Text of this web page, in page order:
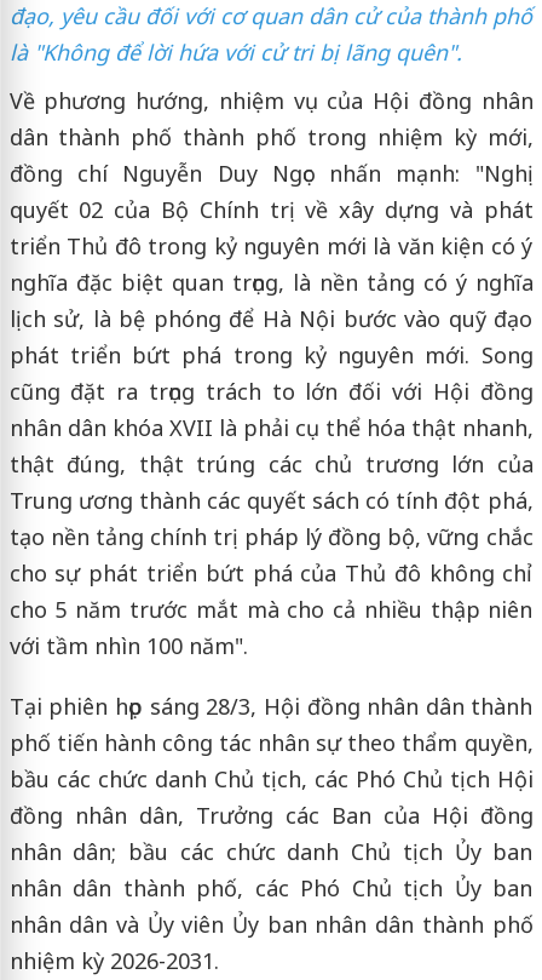
đạo, yêu cầu đối với cơ quan dân cử của thành phố
là "Không để lời hứa với cử tri bị lãng quên".
Về phương hướng, nhiệm vụ của Hội đồng nhân
dân thành phố thành phố trong nhiệm kỳ mới,
đồng chí Nguyễn Duy Ngọc nhấn mạnh: "Nghị
quyết 02 của Bộ Chính trị về xây dựng và phát
triển Thủ đô trong kỷ nguyên mới là văn kiện có ý
nghĩa đặc biệt quan trọng, là nền tảng có ý nghĩa
lịch sử, là bệ phóng để Hà Nội bước vào quỹ đạo
phát triển bứt phá trong kỷ nguyên mới. Song
cũng đặt ra trọng trách to lớn đối với Hội đồng
nhân dân khóa XVII là phải cụ thể hóa thật nhanh,
thật đúng, thật trúng các chủ trương lớn của
Trung ương thành các quyết sách có tính đột phá,
tạo nền tảng chính trị pháp lý đồng bộ, vững chắc
cho sự phát triển bứt phá của Thủ đô không chỉ
cho 5 năm trước mắt mà cho cả nhiều thập niên
với tầm nhìn 100 năm".
Tại phiên họp sáng 28/3, Hội đồng nhân dân thành
phố tiến hành công tác nhân sự theo thẩm quyền,
bầu các chức danh Chủ tịch, các Phó Chủ tịch Hội
đồng nhân dân, Trưởng các Ban của Hội đồng
nhân dân; bầu các chức danh Chủ tịch Ủy ban
nhân dân thành phố, các Phó Chủ tịch Ủy ban
nhân dân và Ủy viên Ủy ban nhân dân thành phố
nhiệm kỳ 2026-2031.